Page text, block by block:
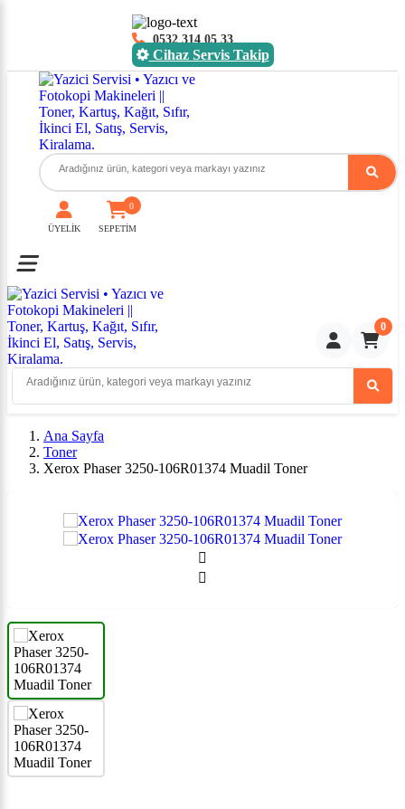
0532 314 05 33
Cihaz Servis Takip
ÜYELİK SEPETİM
0
Toggle mobile menu
0
Ana Sayfa
Toner
Xerox Phaser 3250-106R01374 Muadil Toner